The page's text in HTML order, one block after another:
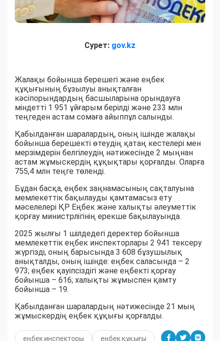
Сурет: gov.kz
Жалақы бойынша берешегі және еңбек
құқығының бұзылуы анықталған
кәсіпорындардың басшыларына орындауға
міндетті 1 951 ұйғарым берілді және 233 млн
теңгеден астам сомаға айыппұл салынды.
Қабылданған шаралардың, оның ішінде жалақы
бойынша берешекті өтеудің қатаң кестелері мен
мерзімдерін белгілеудің нәтижесінде 2 мыңнан
астам жұмыскердің құқықтары қорғалды. Оларға
755,4 млн теңге төленді.
Бұдан басқа, еңбек заңнамасының сақталуына
мемлекеттік бақылауды қамтамасыз ету
мәселелері ҚР Еңбек және халықты әлеуметтік
қорғау министрлігінің ерекше бақылауында.
2025 жылғы 1 шілдедегі деректер бойынша
мемлекеттік еңбек инспекторлары 2 941 тексеру
жүргізді, оның барысында 3 608 бұзушылық
анықталды, оның ішінде: еңбек саласында – 2
973; еңбек қауіпсіздігі және еңбекті қорғау
бойынша – 616; халықты жұмыспен қамту
бойынша – 19.
Қабылданған шаралардың нәтижесінде 21 мың
жұмыскердің еңбек құқығы қорғалды.
еңбек инспекторы еңбек құқығы